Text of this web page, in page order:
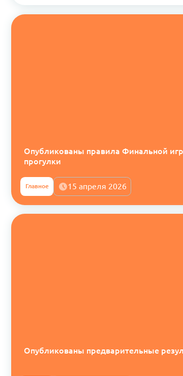
Опубликованы правила Финальной
прогулки
Главное 15 апреля 2026
Опубликованы предварительные